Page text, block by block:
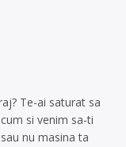
Te-ai saturat sa
si venim sa-ti
nu masina ta